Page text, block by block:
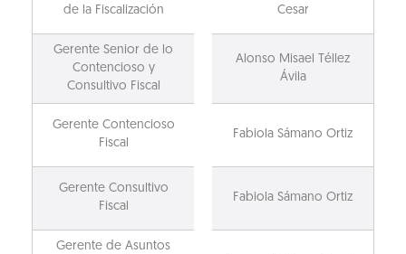
de la Fiscalización
Cesar
Gerente Senior de lo
Contencioso y
Consultivo Fiscal
Alonso Misael Téllez
Ávila
Gerente Contencioso
Fiscal
Fabiola Sámano Ortiz
Gerente Consultivo
Fiscal
Fabiola Sámano Ortiz
Gerente de Asuntos